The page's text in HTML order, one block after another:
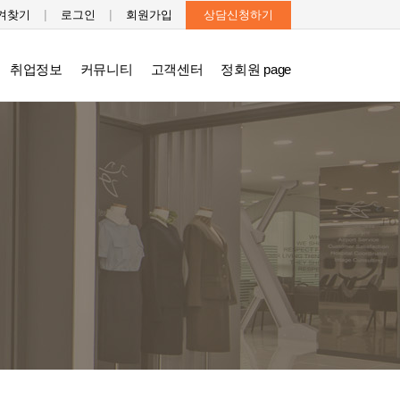
찾기 | 로그인 | 회원가입 상담신청하기
취업정보 커뮤니티 고객센터 정회원 page